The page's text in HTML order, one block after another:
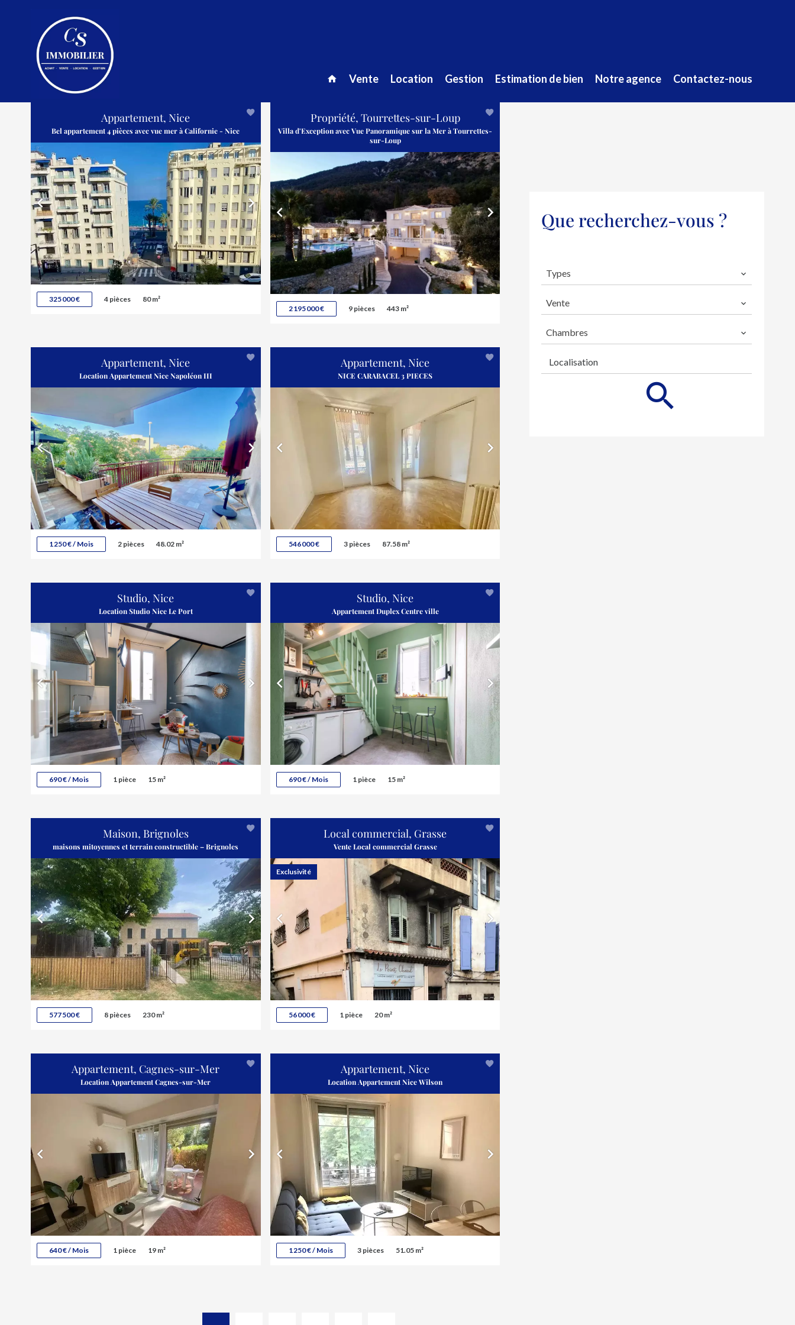
Vente Location Gestion Estimation de bien Notre agence Contactez-nous
Appartement, Nice
Bel appartement 4 pièces avec vue mer à Californie - Nice
325 000 € 4 pièces 80 m²
Propriété, Tourrettes-sur-Loup
Villa d'Exception avec Vue Panoramique sur la Mer à Tourrettes-
sur-Loup
2 195 000 € 9 pièces 443 m²
Appartement, Nice
Location Appartement Nice Napoléon III
1 250 € / Mois 2 pièces 48.02 m²
Appartement, Nice
NICE CARABACEL 3 PIECES
546 000 € 3 pièces 87.58 m²
Studio, Nice
Location Studio Nice Le Port
690 € / Mois 1 pièce 15 m²
Studio, Nice
Appartement Duplex Centre ville
690 € / Mois 1 pièce 15 m²
Maison, Brignoles
maisons mitoyennes et terrain constructible – Brignoles
577 500 € 8 pièces 230 m²
Local commercial, Grasse
Vente Local commercial Grasse
56 000 € 1 pièce 20 m²
Exclusivité
Appartement, Cagnes-sur-Mer
Location Appartement Cagnes-sur-Mer
640 € / Mois 1 pièce 19 m²
Appartement, Nice
Location Appartement Nice Wilson
1 250 € / Mois 3 pièces 51.05 m²
Que recherchez-vous ?
Types
Vente
Chambres
Localisation